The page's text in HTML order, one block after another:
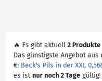
🔥 Es gibt aktuell 2 Produkte
Das günstigste Angebot aus
€: Beck's Pils in der XXL
es ist nur noch 2 Tage